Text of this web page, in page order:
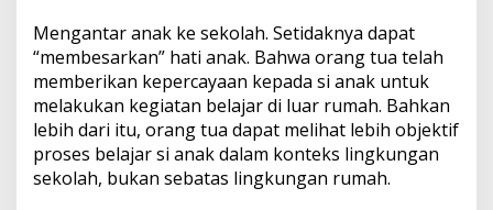
Mengantar anak ke sekolah. Setidaknya dapat
“membesarkan” hati anak. Bahwa orang tua telah
memberikan kepercayaan kepada si anak untuk
melakukan kegiatan belajar di luar rumah. Bahkan
lebih dari itu, orang tua dapat melihat lebih objektif
proses belajar si anak dalam konteks lingkungan
sekolah, bukan sebatas lingkungan rumah.